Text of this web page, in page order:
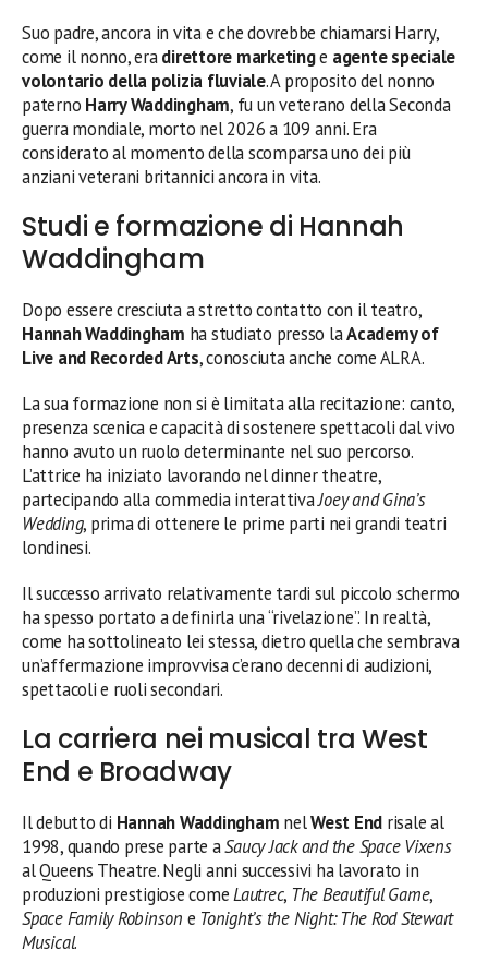
Suo padre, ancora in vita e che dovrebbe chiamarsi Harry,
come il nonno, eradirettore marketinge agente speciale
volontario della polizia fluviale. A proposito del nonno
paterno Harry Waddingham, fu un veterano della Seconda
guerra mondiale, morto nel 2026 a 109 anni. Era
considerato al momento della scomparsa uno dei più
anziani veterani britannici ancora in vita.
Studi e formazione di Hannah
Waddingham
Dopo essere cresciuta a stretto contatto con il teatro,
Hannah Waddingham ha studiato presso laAcademy of
Live and Recorded Arts, conosciuta anche come ALRA.
La sua formazione non si è limitata alla recitazione: canto,
presenza scenica e capacità di sostenere spettacoli dal vivo
hanno avuto un ruolo determinante nel suo percorso.
L’attrice ha iniziato lavorando nel dinner theatre,
partecipando alla commedia interattivaJoey and Gina’s
Wedding, prima di ottenere le prime parti nei grandi teatri
londinesi.
Il successo arrivato relativamente tardi sul piccolo schermo
ha spesso portato a definirla una “rivelazione”. In realtà,
come ha sottolineato lei stessa, dietro quella che sembrava
un’affermazione improvvisa c’erano decenni di audizioni,
spettacoli e ruoli secondari.
La carriera nei musical tra West
End e Broadway
Il debutto di Hannah Waddingham nelWest End risale al
1998, quando prese parte aSaucy Jack and the Space Vixens
al Queens Theatre. Negli anni successivi ha lavorato in
produzioni prestigiose comeLautrec, The Beautiful Game,
Space Family Robinson e Tonight’s the Night: The Rod Stewart
Musical.